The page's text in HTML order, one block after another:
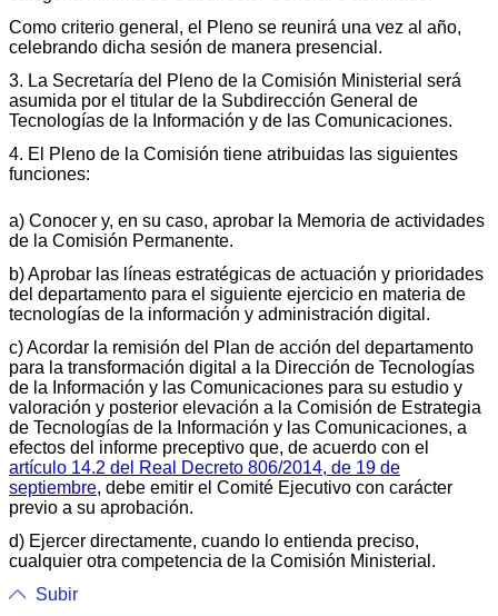
Como criterio general, el Pleno se reunirá una vez al año,
celebrando dicha sesión de manera presencial.
3. La Secretaría del Pleno de la Comisión Ministerial será
asumida por el titular de la Subdirección General de
Tecnologías de la Información y de las Comunicaciones.
4. El Pleno de la Comisión tiene atribuidas las siguientes
funciones:
a) Conocer y, en su caso, aprobar la Memoria de actividades
de la Comisión Permanente.
b) Aprobar las líneas estratégicas de actuación y prioridades
del departamento para el siguiente ejercicio en materia de
tecnologías de la información y administración digital.
c) Acordar la remisión del Plan de acción del departamento
para la transformación digital a la Dirección de Tecnologías
de la Información y las Comunicaciones para su estudio y
valoración y posterior elevación a la Comisión de Estrategia
de Tecnologías de la Información y las Comunicaciones, a
efectos del informe preceptivo que, de acuerdo con el
artículo 14.2 del Real Decreto 806/2014, de 19 de
septiembre, debe emitir el Comité Ejecutivo con carácter
previo a su aprobación.
d) Ejercer directamente, cuando lo entienda preciso,
cualquier otra competencia de la Comisión Ministerial.
Subir